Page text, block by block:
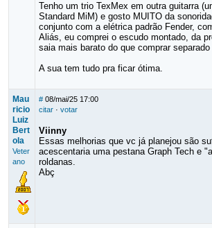
Tenho um trio TexMex em outra guitarra
Standard MiM) e gosto MUITO da
conjunto com a elétrica padrão Fender,
Aliás, eu comprei o escudo montado, da
saia mais barato do que comprar
A sua tem tudo pra ficar ótima.
Mau
ricio
Luiz
Bert
ola
Veter
ano
# 08/mai/25 17:00
citar· votar
Viinny
Essas melhorias que vc já planejou são
acescentaria uma pestana Graph Tech e
roldanas.
Abç